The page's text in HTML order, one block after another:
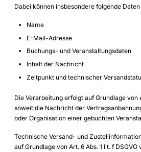
Dabei können insbesondere folgende
Name
E-Mail-Adresse
Buchungs- und Veranstaltungsdaten
Inhalt der Nachricht
Zeitpunkt und technischer
Die Verarbeitung erfolgt auf Grundlage von
soweit die Nachricht der
oder Organisation einer gebuchten
Technische Versand- und
auf Grundlage von Art. 6 Abs. 1 lit. f